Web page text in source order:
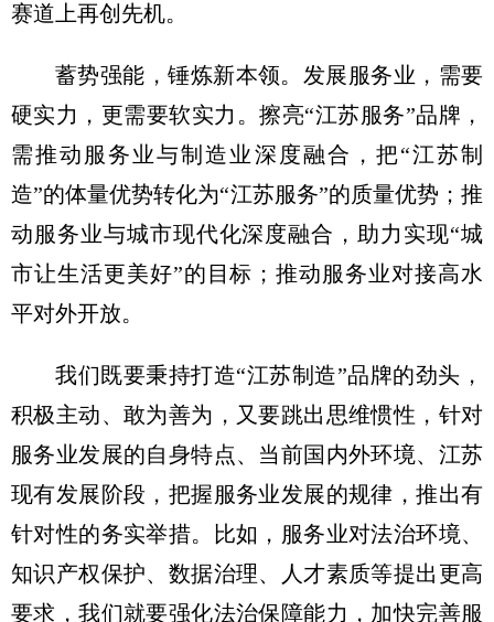
赛道上再创先机。
蓄势强能，锤炼新本领。发展服务业，需要
硬实力，更需要软实力。擦亮“江苏服务”品牌，
需推动服务业与制造业深度融合，把“江苏制
造”的体量优势转化为“江苏服务”的质量优势；推
动服务业与城市现代化深度融合，助力实现“城
市让生活更美好”的目标；推动服务业对接高水
平对外开放。
我们既要秉持打造“江苏制造”品牌的劲头，
积极主动、敢为善为，又要跳出思维惯性，针对
服务业发展的自身特点、当前国内外环境、江苏
现有发展阶段，把握服务业发展的规律，推出有
针对性的务实举措。比如，服务业对法治环境、
知识产权保护、数据治理、人才素质等提出更高
要求，我们就要强化法治保障能力，加快完善服